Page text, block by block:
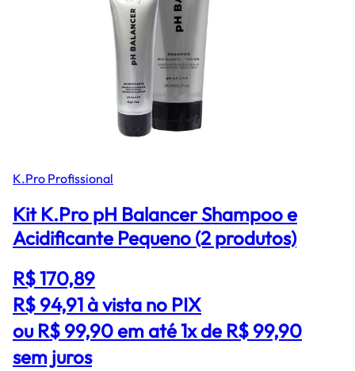
K.Pro Profissional
Kit K.Pro pH Balancer Shampoo e
Acidificante Pequeno (2 produtos)
R$ 170,89
R$ 94,91à vista no PIX
ou R$ 99,90 em até 1x de R$ 99,90
sem juros